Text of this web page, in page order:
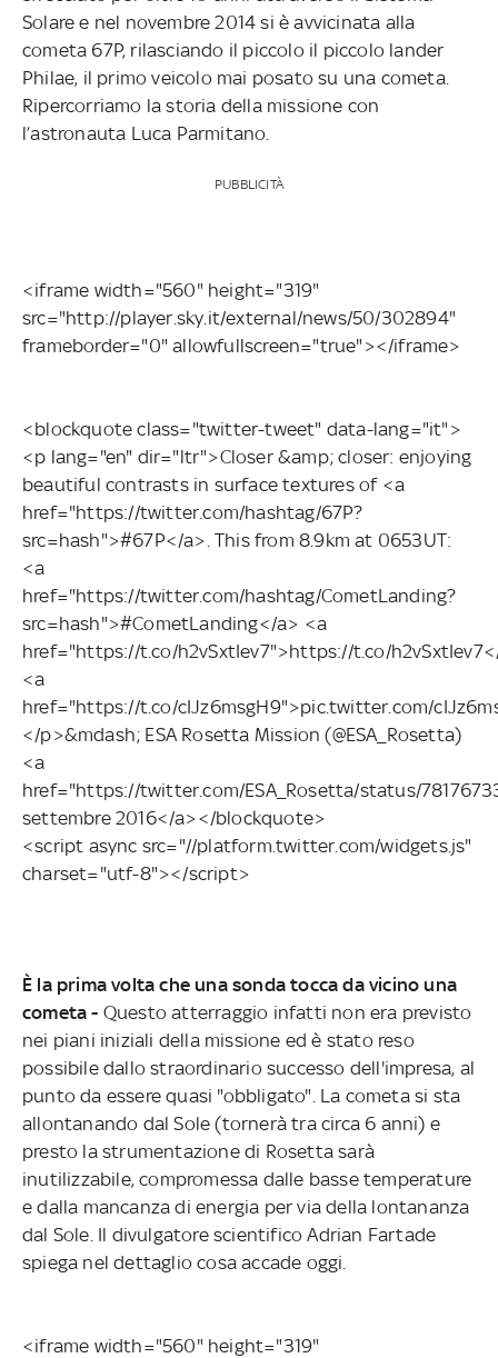
Solare e nel novembre 2014 si è avvicinata alla
cometa 67P, rilasciando il piccolo il piccolo lander
Philae, il primo veicolo mai posato su una cometa.
Ripercorriamo la storia della missione con
l’astronauta Luca Parmitano.
PUBBLICITÀ
<iframe width="560" height="319"
src="http://player.sky.it/external/news/50/302894"
frameborder="0" allowfullscreen="true"></iframe>
<blockquote class="twitter-tweet" data-lang="it">
<p lang="en" dir="ltr">Closer &amp; closer: enjoying
beautiful contrasts in surface textures of <a
href="https://twitter.com/hashtag/67P?
src=hash">#67P</a>. This from 8.9km at 0653UT:
<a
href="https://twitter.com/hashtag/CometLanding?
src=hash">#CometLanding</a> <a
href="https://t.co/h2vSxtIev7">https://t.co/
<a
href="https://t.co/cIJz6msgH9">pic.twitter.com/
</p>&mdash; ESA Rosetta Mission (@ESA_Rosetta)
<a
href="https://twitter.com/ESA_Rosetta/status/
settembre 2016</a></blockquote>
<script async src="//platform.twitter.com/widgets.js"
charset="utf-8"></script>
È la prima volta che una sonda tocca da vicino una
cometa - Questo atterraggio infatti non era previsto
nei piani iniziali della missione ed è stato reso
possibile dallo straordinario successo dell'impresa, al
punto da essere quasi "obbligato". La cometa si sta
allontanando dal Sole (tornerà tra circa 6 anni) e
presto la strumentazione di Rosetta sarà
inutilizzabile, compromessa dalle basse temperature
e dalla mancanza di energia per via della lontananza
dal Sole. Il divulgatore scientifico Adrian Fartade
spiega nel dettaglio cosa accade oggi.
<iframe width="560" height="319"